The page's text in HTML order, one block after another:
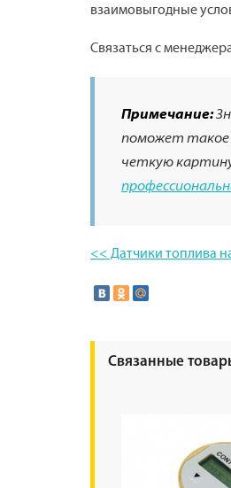
взаимовыгодные
Связаться с
Примечание:
поможет такое
четкую
<< Датчики топлива
Связанные